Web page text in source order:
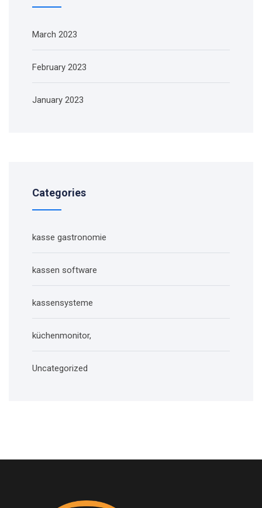
March 2023
February 2023
January 2023
Categories
kasse gastronomie
kassen software
kassensysteme
küchenmonitor,
Uncategorized